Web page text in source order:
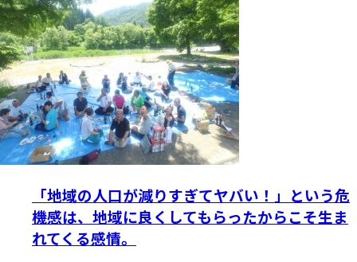
「地域の人口が減りすぎてヤバい！」という危
機感は、地域に良くしてもらったからこそ生ま
れてくる感情。